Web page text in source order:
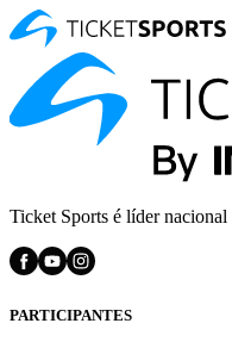
Ticket Sports é líder nacional
PARTICIPANTES